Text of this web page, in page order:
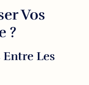
Vos
?
Entre Les